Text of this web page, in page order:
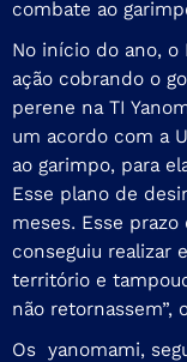
combate ao
No início do ano, o
ação cobrando o
perene na TI
um acordo com a
ao garimpo, para
Esse plano de
meses. Esse
conseguiu realizar
território e
não retornassem”,
Os yanomami,